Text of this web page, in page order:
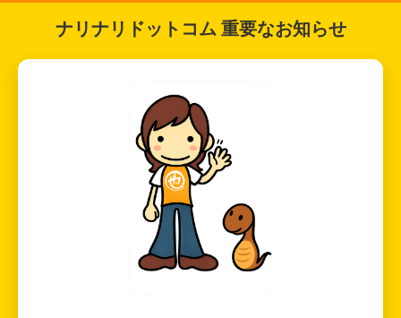
ナリナリドットコム 重要なお知らせ